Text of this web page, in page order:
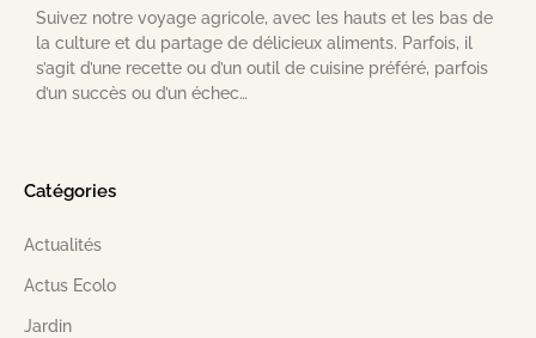
Suivez notre voyage agricole, avec les hauts et les bas de
la culture et du partage de délicieux aliments. Parfois, il
s’agit d’une recette ou d’un outil de cuisine préféré, parfois
d’un succès ou d’un échec…
Catégories
Actualités
Actus Ecolo
Jardin